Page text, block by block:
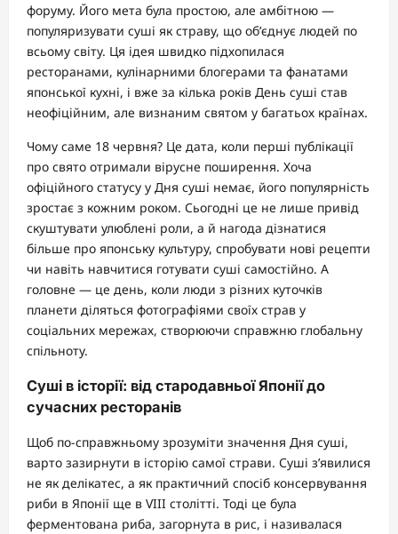
форуму. Його мета була простою, але амбітною —
популяризувати суші як страву, що об’єднує людей по
всьому світу. Ця ідея швидко підхопилася
ресторанами, кулінарними блогерами та фанатами
японської кухні, і вже за кілька років День суші став
неофіційним, але визнаним святом у багатьох країнах.
Чому саме 18 червня? Це дата, коли перші публікації
про свято отримали вірусне поширення. Хоча
офіційного статусу у Дня суші немає, його популярність
зростає з кожним роком. Сьогодні це не лише привід
скуштувати улюблені роли, а й нагода дізнатися
більше про японську культуру, спробувати нові рецепти
чи навіть навчитися готувати суші самостійно. А
головне — це день, коли люди з різних куточків
планети діляться фотографіями своїх страв у
соціальних мережах, створюючи справжню глобальну
спільноту.
Суші в історії: від стародавньої Японії до
сучасних ресторанів
Щоб по-справжньому зрозуміти значення Дня суші,
варто зазирнути в історію самої страви. Суші з’явилися
не як делікатес, а як практичний спосіб консервування
риби в Японії ще в VIII столітті. Тоді це була
ферментована риба, загорнута в рис, і називалася